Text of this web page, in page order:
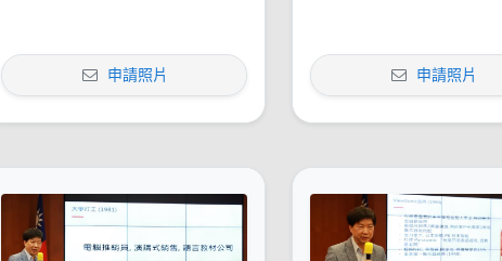
申請照片 申請照片